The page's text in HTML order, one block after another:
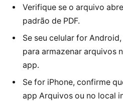
Verifique se o arquivo
padrão de PDF.
Se seu celular for
para armazenar arquivos
app.
Se for iPhone, confirme
app Arquivos ou no local